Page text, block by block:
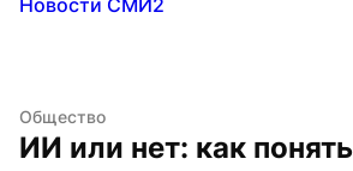
Общество
ИИ или нет: как